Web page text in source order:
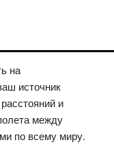
на
источник
и
между
по всему миру.